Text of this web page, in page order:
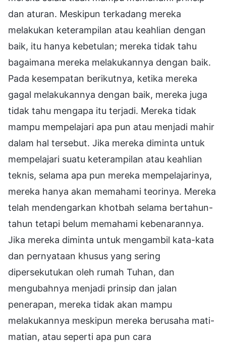
dan aturan. Meskipun terkadang mereka
melakukan keterampilan atau keahlian dengan
baik, itu hanya kebetulan; mereka tidak tahu
bagaimana mereka melakukannya dengan baik.
Pada kesempatan berikutnya, ketika mereka
gagal melakukannya dengan baik, mereka juga
tidak tahu mengapa itu terjadi. Mereka tidak
mampu mempelajari apa pun atau menjadi mahir
dalam hal tersebut. Jika mereka diminta untuk
mempelajari suatu keterampilan atau keahlian
teknis, selama apa pun mereka mempelajarinya,
mereka hanya akan memahami teorinya. Mereka
telah mendengarkan khotbah selama bertahun-
tahun tetapi belum memahami kebenarannya.
Jika mereka diminta untuk mengambil kata-kata
dan pernyataan khusus yang sering
dipersekutukan oleh rumah Tuhan, dan
mengubahnya menjadi prinsip dan jalan
penerapan, mereka tidak akan mampu
melakukannya meskipun mereka berusaha mati-
matian, atau seperti apa pun cara